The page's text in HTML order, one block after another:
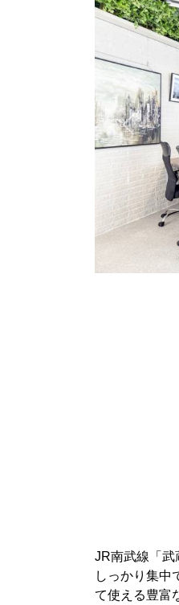
JR南武線「武
しっかり集中
て使える豊富